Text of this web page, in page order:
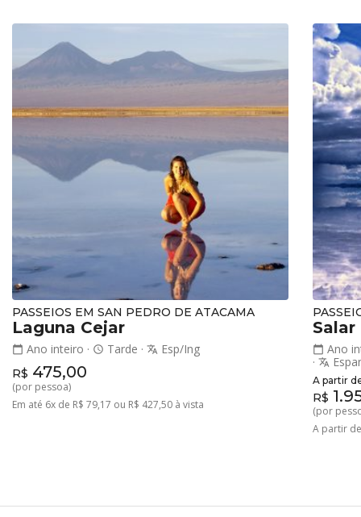
PASSEIOS EM SAN PEDRO DE ATACAMA
Laguna Cejar
calendar_today Ano inteiro · schedule Tarde · translate Esp/Ing
R$ 475,00
(por pessoa)
Em até 6x de R$ 79,17 ou R$ 427,50 à vista
calendar_today Ano
·translate
A partir
R$
(por
A partir